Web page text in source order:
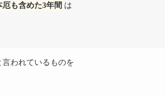
も含めた3年間 は
われているものを